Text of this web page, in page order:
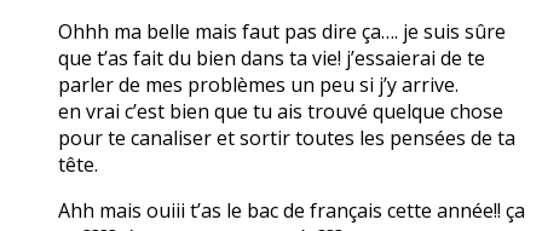
Ohhh ma belle mais faut pas dire ça…. je suis sûre
que t’as fait du bien dans ta vie! j’essaierai de te
parler de mes problèmes un peu si j’y arrive.
en vrai c’est bien que tu ais trouvé quelque chose
pour te canaliser et sortir toutes les pensées de ta
tête.
Ahh mais ouiii t’as le bac de français cette année!! ça